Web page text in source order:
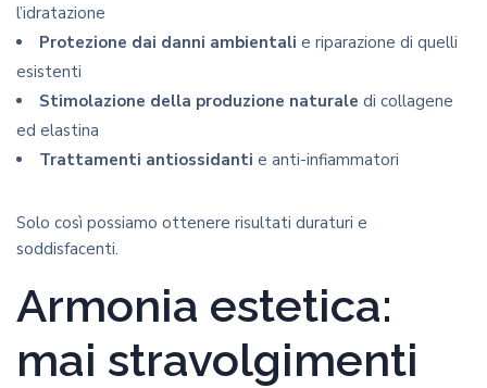
l’idratazione
Protezione dai danni ambientali e riparazione di quelli
esistenti
Stimolazione della produzione naturale di collagene
ed elastina
Trattamenti antiossidanti e anti-infiammatori
Solo così possiamo ottenere risultati duraturi e
soddisfacenti.
Armonia estetica:
mai stravolgimenti